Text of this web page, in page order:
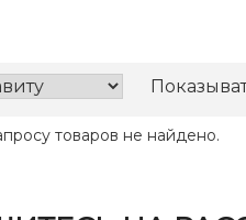
товаров не найдено.